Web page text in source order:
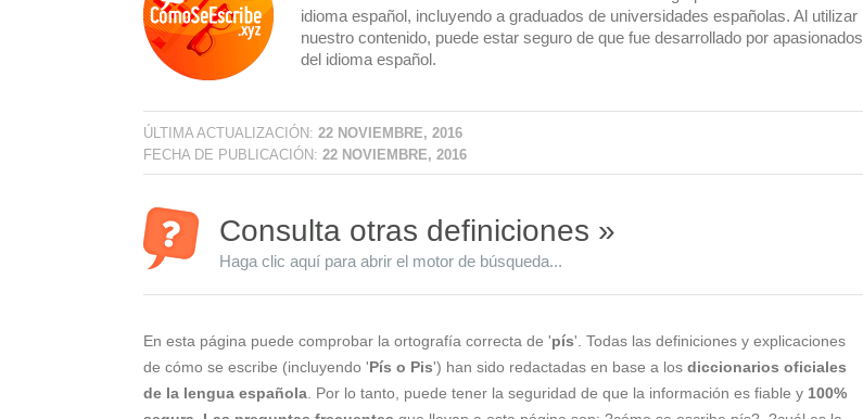
idioma español, incluyendo a graduados de universidades españolas. Al utilizar
nuestro contenido, puede estar seguro de que fue desarrollado por apasionados
del idioma español.
ÚLTIMA ACTUALIZACIÓN: 22 NOVIEMBRE, 2016
FECHA DE PUBLICACIÓN: 22 NOVIEMBRE, 2016
Consulta otras definiciones »
Haga clic aquí para abrir el motor de búsqueda...
En esta página puede comprobar la ortografía correcta de 'pís'. Todas las definiciones y explicaciones
de cómo se escribe (incluyendo 'Pís o Pis') han sido redactadas en base a los diccionarios oficiales
de la lengua española . Por lo tanto, puede tener la seguridad de que la información es fiable y 100%